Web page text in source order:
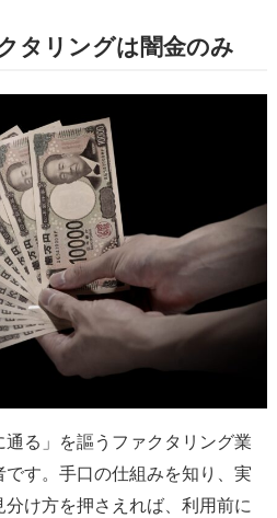
タリングは闇金のみ
通る」を謳うファクタリング業
す。手口の仕組みを知り、実
け方を押さえれば、利用前に